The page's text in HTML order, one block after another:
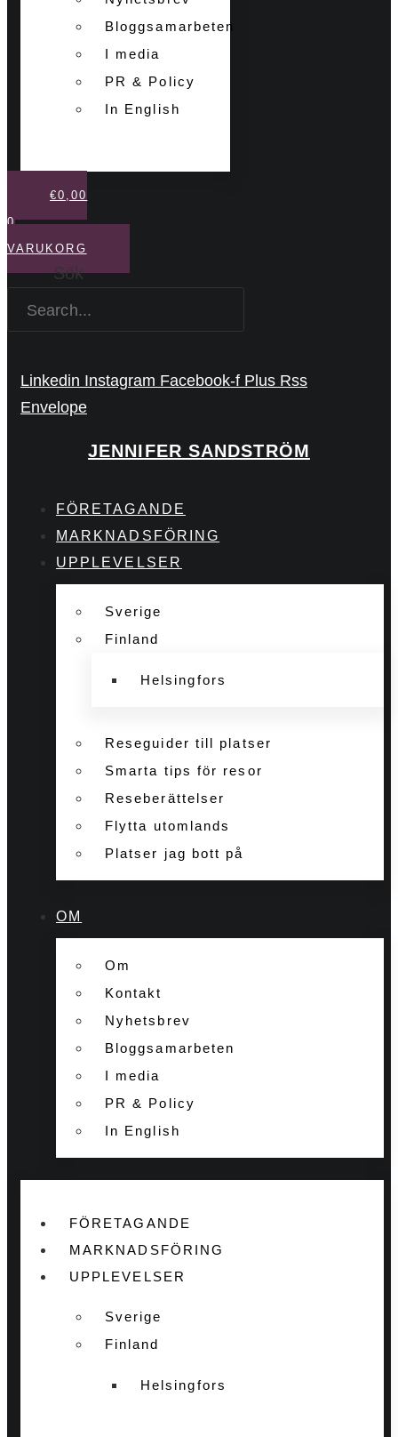
Bloggsamarbeten
I media
PR & Policy
In English
€0,00
0
VARUKORG
Sök
Linkedin Instagram Facebook-f Plus Rss
Envelope
JENNIFER SANDSTRÖM
FÖRETAGANDE
MARKNADSFÖRING
UPPLEVELSER
Sverige
Finland
Helsingfors
Reseguider till platser
Smarta tips för resor
Reseberättelser
Flytta utomlands
Platser jag bott på
OM
Om
Kontakt
Nyhetsbrev
Bloggsamarbeten
I media
PR & Policy
In English
FÖRETAGANDE
MARKNADSFÖRING
UPPLEVELSER
Sverige
Finland
Helsingfors